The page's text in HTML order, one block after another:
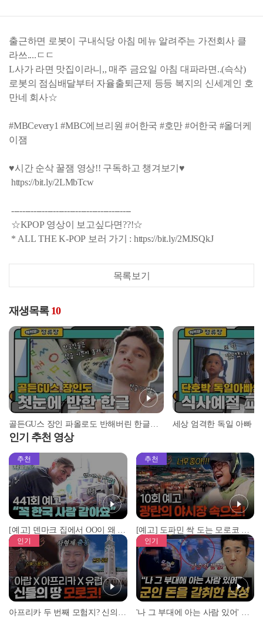
출근하면 로봇이 구내식당 아침 메뉴 알려주는 가전회사 클
라쓰....ㄷㄷ
L사가 라면 맛집이라니,, 매주 금요일 아침 대파라면..(슥삭)
로봇의 점심배달부터 자율출퇴근제 등등 복지의 신세계인 호
만네 회사☆
#MBCevery1 #MBC에브리원 #어한국 #호만 #어한국 #올더케
이잼
♥시간 순삭 꿀잼 영상!! 구독하고 챙겨보기♥
https://bit.ly/2LMbTcw
-------------------------------------------
☆KPOP 영상이 보고싶다면??!☆
* ALL THE K-POP 보러 가기 : https://bit.ly/2MJSQkJ
목록보기
재생목록 10
골든GU스 장인 파올로도 반해버린 한글의 매력♥ l #어서와정류장 l #어서와한국은처음이지 l #MBCevery1 l EP.151
인기 추천 영상
추천
[예고] 덴마크 집에서 OO이 왜 나와...? 이상할 정도로 한국을 사랑하는 우리 형을 제보합니다!
추천
[예고] 도파민 싹 도는 모로코 야시장 투어!
인기 인기